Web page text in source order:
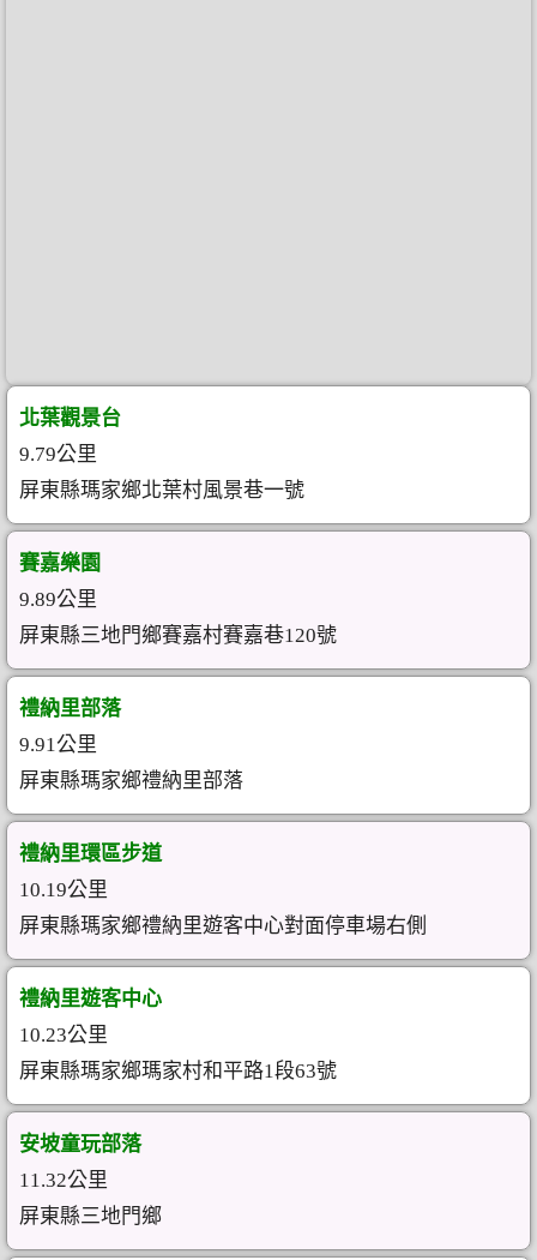
北葉觀景台
9.79公里
屏東縣瑪家鄉北葉村風景巷一號
賽嘉樂園
9.89公里
屏東縣三地門鄉賽嘉村賽嘉巷120號
禮納里部落
9.91公里
屏東縣瑪家鄉禮納里部落
禮納里環區步道
10.19公里
屏東縣瑪家鄉禮納里遊客中心對面停車場右側
禮納里遊客中心
10.23公里
屏東縣瑪家鄉瑪家村和平路1段63號
安坡童玩部落
11.32公里
屏東縣三地門鄉